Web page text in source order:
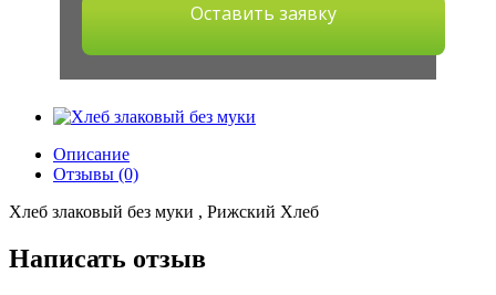
Оставить заявку
Описание
Отзывы (0)
Хлеб злаковый без муки , Рижский Хлеб
Написать отзыв